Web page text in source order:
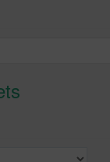
marketing cookies